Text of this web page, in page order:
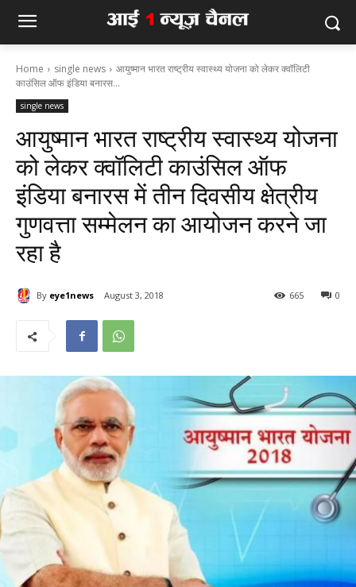
Home single news
आयुष्मान भारत राष्ट्रीय स्वास्थ्य योजना को लेकर क्वॉलिटी
काउंसिल ऑफ इंडिया बनारस...
single news
आयुष्मान भारत राष्ट्रीय स्वास्थ्य योजना
को लेकर क्वॉलिटी काउंसिल ऑफ
इंडिया बनारस में तीन दिवसीय क्षेत्रीय
गुणवत्ता सम्मेलन का आयोजन करने जा
रहा है
By eye1news August 3, 2018 0
665